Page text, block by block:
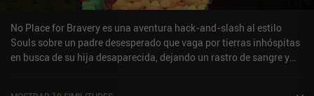
No Place for Bravery es una aventura hack-and-slash al estilo
Souls sobre un padre desesperado que vaga por tierras inhóspitas
en busca de su hija desaparecida, dejando un rastro de sangre y